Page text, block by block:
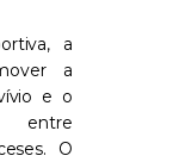
a
a
e o
entre
O